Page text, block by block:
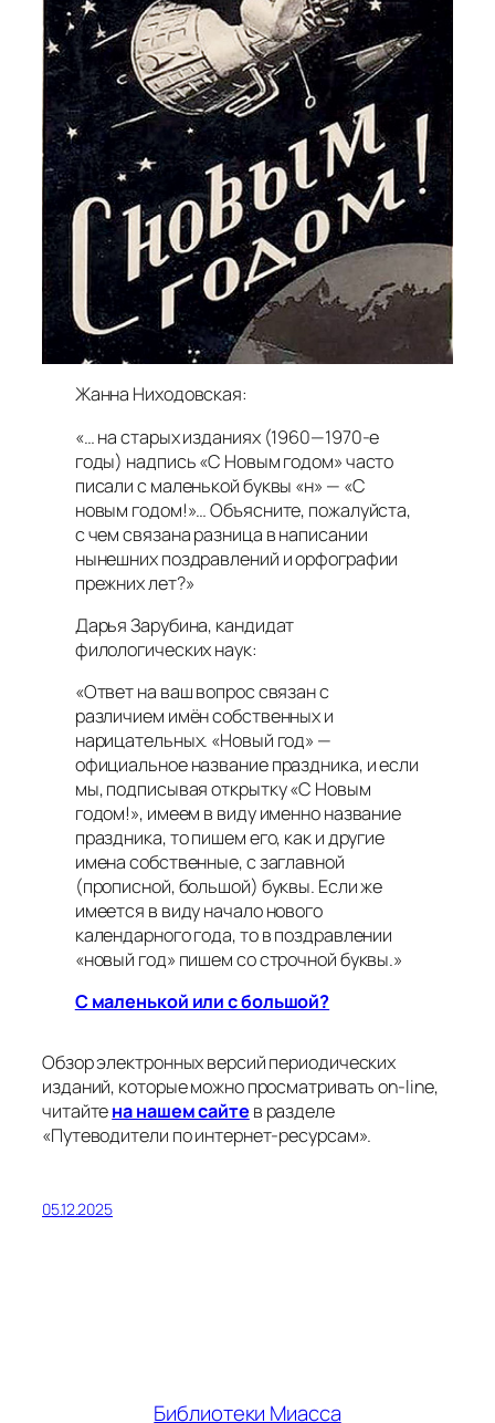
Жанна Ниходовская:
«… на старых изданиях (1960—1970-е
годы) надпись «С Новым годом» часто
писали с маленькой буквы «н» — «С
новым годом!»… Объясните, пожалуйста,
с чем связана разница в написании
нынешних поздравлений и орфографии
прежних лет?»
Дарья Зарубина, кандидат
филологических наук:
«Ответ на ваш вопрос связан с
различием имён собственных и
нарицательных. «Новый год» —
официальное название праздника, и если
мы, подписывая открытку «С Новым
годом!», имеем в виду именно название
праздника, то пишем его, как и другие
имена собственные, с заглавной
(прописной, большой) буквы. Если же
имеется в виду начало нового
календарного года, то в поздравлении
«новый год» пишем со строчной буквы.»
С маленькой или с большой?
Обзор электронных версий периодических
изданий, которые можно просматривать on-line,
читайтена нашем сайте в разделе
«Путеводители по интернет-ресурсам».
05.12.2025
Библиотеки Миасса